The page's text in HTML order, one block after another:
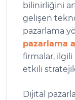
bilinirliğini
gelişen
pazarlama
pazarlama
firmalar,
etkili
Dijital